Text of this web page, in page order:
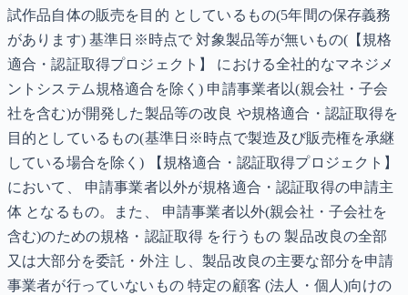
試作品自体の販売を目的 としているもの(5年間の保存義務
があります) 基準日※時点で 対象製品等が無いもの(【規格
適合・認証取得プロジェクト】 における全社的なマネジメ
ントシステム規格適合を除く) 申請事業者以(親会社・子会
社を含む)が開発した製品等の改良 や規格適合・認証取得を
目的としているもの(基準日※時点で製造及び販売権を承継
している場合を除く) 【規格適合・認証取得プロジェクト】
において、 申請事業者以外が規格適合・認証取得の申請主
体 となるもの。また、 申請事業者以外(親会社・子会社を
含む)のための規格・認証取得 を行うもの 製品改良の全部
又は大部分を委託・外注 し、製品改良の主要な部分を申請
事業者が行っていないもの 特定の顧客 (法人・個人)向けの